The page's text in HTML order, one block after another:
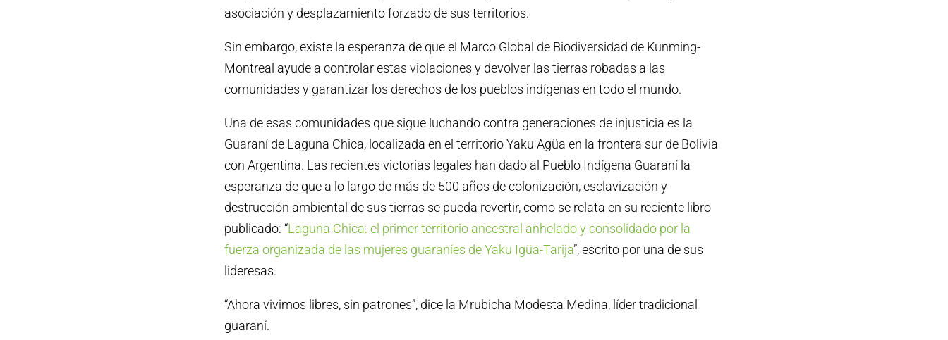
asociación y desplazamiento forzado de sus territorios.
Sin embargo, existe la esperanza de que el Marco Global de Biodiversidad de Kunming-
Montreal ayude a controlar estas violaciones y devolver las tierras robadas a las
comunidades y garantizar los derechos de los pueblos indígenas en todo el mundo.
Una de esas comunidades que sigue luchando contra generaciones de injusticia es la
Guaraní de Laguna Chica, localizada en el territorio Yaku Agüa en la frontera sur de Bolivia
con Argentina. Las recientes victorias legales han dado al Pueblo Indígena Guaraní la
esperanza de que a lo largo de más de 500 años de colonización, esclavización y
destrucción ambiental de sus tierras se pueda revertir, como se relata en su reciente libro
publicado: “Laguna Chica: el primer territorio ancestral anhelado y consolidado por la
fuerza organizada de las mujeres guaraníes de Yaku Igüa-Tarija”, escrito por una de sus
lideresas.
“Ahora vivimos libres, sin patrones”, dice la Mrubicha Modesta Medina, líder tradicional
guaraní.